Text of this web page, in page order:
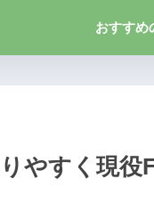
おすすめ
やすく現役